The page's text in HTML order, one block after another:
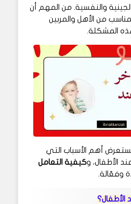
والنفسية. من المهم أن
من الأهل والمربين
المشكلة.
أهم الأسباب التي
الأطفال، وكيفية التعامل
وفعّالة.
الأطفال؟